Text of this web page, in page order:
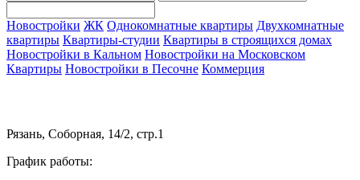
Новостройки ЖК Однокомнатные квартиры Двухкомнатные
квартиры Квартиры-студии Квартиры в строящихся домах
Новостройки в Кальном Новостройки на Московском
Квартиры Новостройки в Песочне Коммерция
Рязань, Соборная, 14/2, стр.1
График работы: